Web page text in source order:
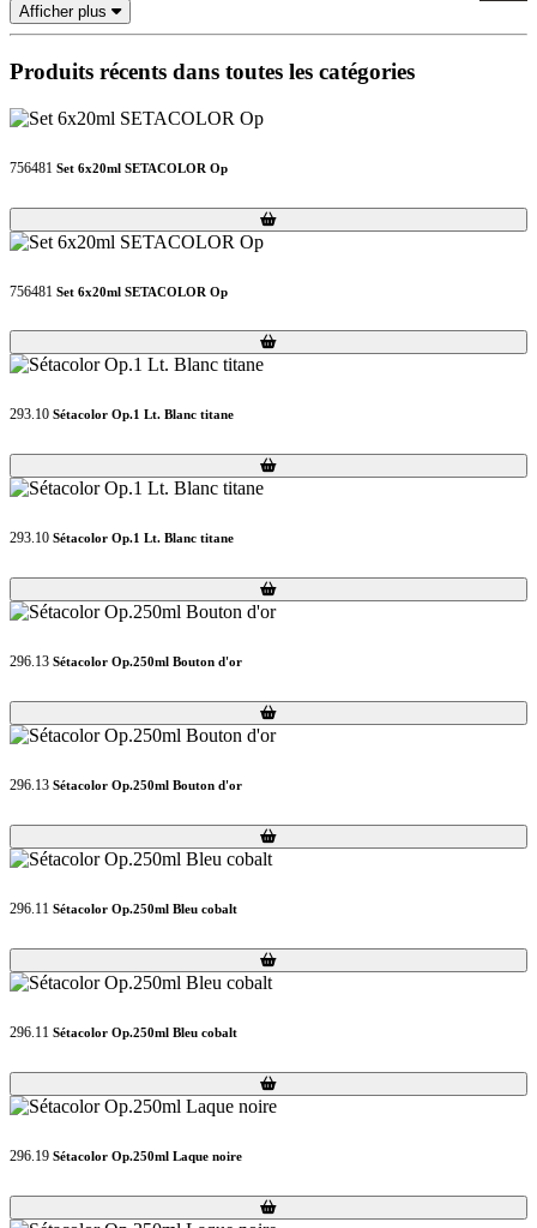
Afficher plus
Produits récents dans toutes les catégories
756481 Set 6x20ml SETACOLOR Op
Loading...
Loading...
756481 Set 6x20ml SETACOLOR Op
Loading...
Loading...
293.10 Sétacolor Op.1 Lt. Blanc titane
Loading...
Loading...
293.10 Sétacolor Op.1 Lt. Blanc titane
Loading...
Loading...
296.13 Sétacolor Op.250ml Bouton d'or
Loading...
Loading...
296.13 Sétacolor Op.250ml Bouton d'or
Loading...
Loading...
296.11 Sétacolor Op.250ml Bleu cobalt
Loading...
Loading...
296.11 Sétacolor Op.250ml Bleu cobalt
Loading...
Loading...
296.19 Sétacolor Op.250ml Laque noire
Loading...
Loading...